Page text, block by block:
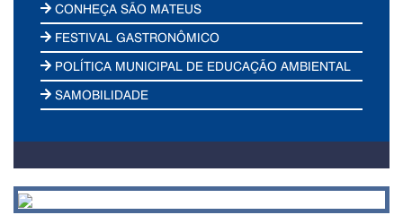
CONHEÇA SÃO MATEUS
FESTIVAL GASTRONÔMICO
POLÍTICA MUNICIPAL DE EDUCAÇÃO AMBIENTAL
SAMOBILIDADE